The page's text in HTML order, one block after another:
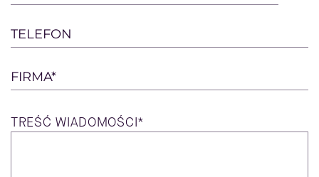
TELEFON
FIRMA*
TREŚĆ WIADOMOŚCI*